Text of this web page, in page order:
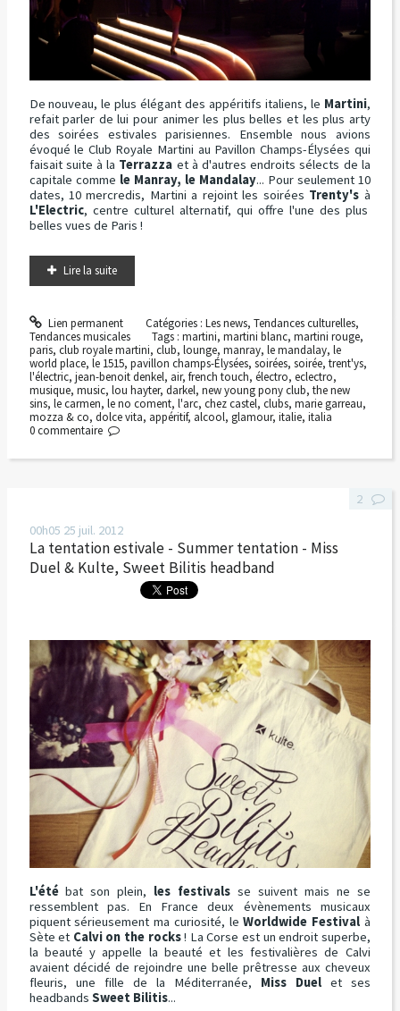
De nouveau, le plus élégant des appéritifs italiens, le Martini,
refait parler de lui pour animer les plus belles et les plus arty
des soirées estivales parisiennes. Ensemble nous avions
évoqué le Club Royale Martini au Pavillon Champs-Élysées qui
faisait suite à la Terrazza et à d'autres endroits sélects de la
capitale comme le Manray, le Mandalay... Pour seulement 10
dates, 10 mercredis, Martini a rejoint les soirées Trenty's à
L'Electric, centre culturel alternatif, qui offre l'une des plus
belles vues de Paris !
Lire la suite
Lien permanent Catégories : Les news, Tendances culturelles,
Tendances musicales
Tags :martini,martini blanc,martini rouge,
paris, club royale martini, club, lounge, manray, le mandalay, le
world place, le 1515, pavillon champs-Élysées, soirées, soirée, trent'ys,
l'électric, jean-benoit denkel, air, french touch, électro, eclectro,
musique, music, lou hayter, darkel, new young pony club, the new
sins, le carmen, le no coment, l'arc, chez castel, clubs, marie garreau,
mozza & co, dolce vita, appéritif, alcool, glamour, italie, italia
0 commentaire
00h05 25 juil. 2012
La tentation estivale - Summer tentation - Miss
Duel & Kulte, Sweet Bilitis headband
L'étébat son plein, les festivals se suivent mais ne se
ressemblent pas. En France deux évènements musicaux
piquent sérieusement ma curiosité, leWorldwide Festival à
Sète et Calvi on the rocks! La Corse est un endroit superbe,
la beauté y appelle la beauté et les festivalières de Calvi
avaient décidé de rejoindre une belle prêtresse aux cheveux
fleuris, une fille de la Méditerranée, Miss Duelet ses
headbands Sweet Bilitis...
2